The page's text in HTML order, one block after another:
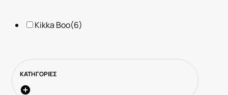
Kikka Boo(6)
ΚΑΤΗΓΟΡΙΕΣ